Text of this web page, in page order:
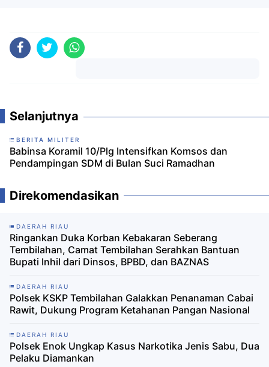
Selanjutnya
BERITA MILITER
Babinsa Koramil 10/Plg Intensifkan Komsos dan
Pendampingan SDM di Bulan Suci Ramadhan
Direkomendasikan
DAERAH RIAU
Ringankan Duka Korban Kebakaran Seberang
Tembilahan, Camat Tembilahan Serahkan Bantuan
Bupati Inhil dari Dinsos, BPBD, dan BAZNAS
DAERAH RIAU
Polsek KSKP Tembilahan Galakkan Penanaman Cabai
Rawit, Dukung Program Ketahanan Pangan Nasional
DAERAH RIAU
Polsek Enok Ungkap Kasus Narkotika Jenis Sabu, Dua
Pelaku Diamankan